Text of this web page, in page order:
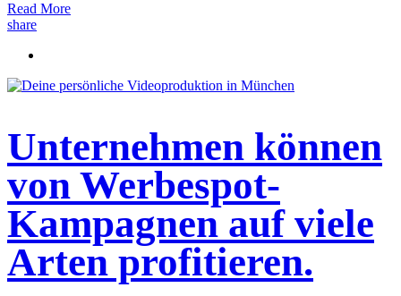
Read More
share
Unternehmen können
von Werbespot-
Kampagnen auf viele
Arten profitieren.